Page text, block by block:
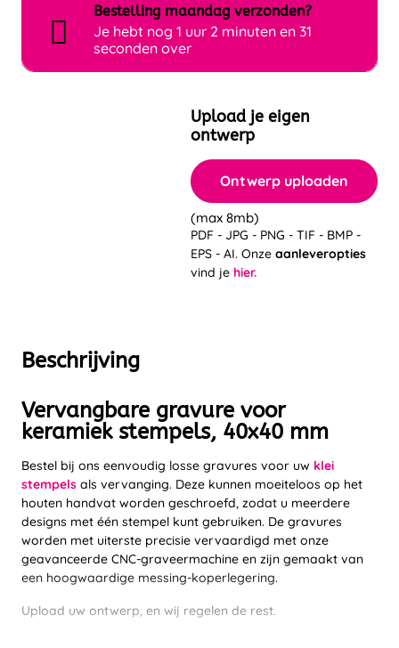
Beschrijving
Vervangbare gravure voor
keramiek stempels, 40x40 mm
Bestel bij ons eenvoudig losse gravures voor uw klei
stempels als vervanging. Deze kunnen moeiteloos op het
houten handvat worden geschroefd, zodat u meerdere
designs met één stempel kunt gebruiken. De gravures
worden met uiterste precisie vervaardigd met onze
geavanceerde CNC-graveermachine en zijn gemaakt van
een hoogwaardige messing-koperlegering.
Upload uw ontwerp, en wij regelen de rest.
Bestelling maandag verzonden?
Je hebt nog 1 uur 2 minuten en 31
seconden over
Upload je eigen
ontwerp
Ontwerp uploaden
(max 8mb)
PDF - JPG - PNG - TIF - BMP -
EPS - AI. Onze aanleveropties
vind je hier.